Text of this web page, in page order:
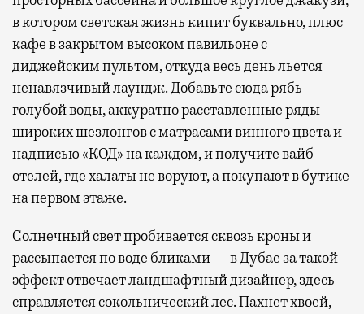
в котором светская жизнь кипит буквально, плюс
кафе в закрытом высоком павильоне с
диджейским пультом, откуда весь день льется
ненавязчивый лаундж. Добавьте сюда рябь
голубой воды, аккуратно расставленные ряды
широких шезлонгов с матрасами винного цвета и
надписью «КОД» на каждом, и получите вайб
отелей, где халаты не воруют, а покупают в бутике
на первом этаже.
Солнечный свет пробивается сквозь кроны и
рассыпается по воде бликами — в Дубае за такой
эффект отвечает ландшафтный дизайнер, здесь
справляется сокольнический лес. Пахнет хвоей,